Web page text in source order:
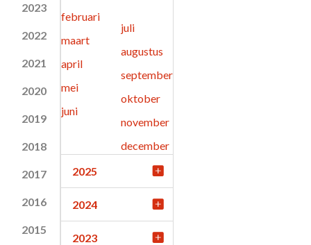
2023
2022
2021
2020
2019
2018
2017
2016
2015
februari
maart
april
mei
juni
juli
augustus
september
oktober
november
december
2025
2024
2023